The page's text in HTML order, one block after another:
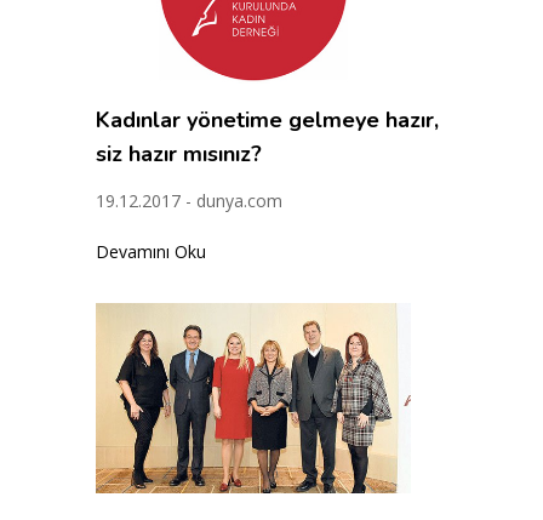
Kadınlar yönetime gelmeye hazır,
siz hazır mısınız?
19.12.2017 - dunya.com
Devamını Oku